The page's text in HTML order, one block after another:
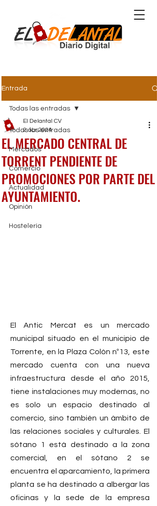
Entrada
Todas las entradas
Mercados
Comercio
Actualidad
Opinión
Hostelería
Todas las entradas
EL MERCADO CENTRAL DE
TORRENT PENDIENTE DE
PROMOCIONES POR PARTE DEL
AYUNTAMIENTO.
El Delantal CV
2 abr 2024
El Antic Mercat es un mercado
municipal situado en el municipio de
Torrente, en la Plaza Colón nº13, este
mercado cuenta con una nueva
infraestructura desde el año 2015,
tiene instalaciones muy modernas, no
es solo un espacio destinado al
comercio, sino también un ámbito de
las relaciones sociales y culturales. El
sótano 1 está destinado a la zona
comercial, en el sótano 2 se
encuentra el aparcamiento, la primera
planta se ha destinado a albergar las
oficinas y la sede de la empresa